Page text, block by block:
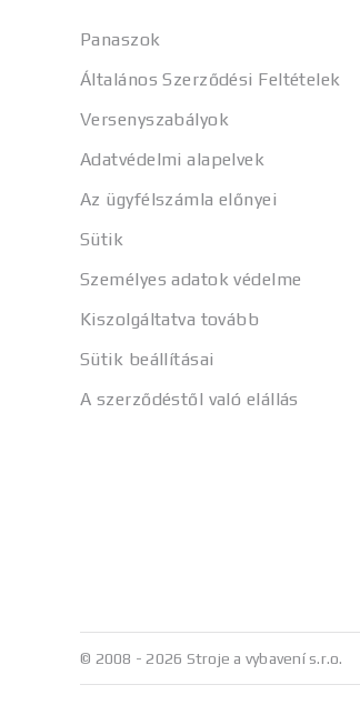
Panaszok
Általános Szerződési Feltételek
Versenyszabályok
Adatvédelmi alapelvek
Az ügyfélszámla előnyei
Sütik
Személyes adatok védelme
Kiszolgáltatva tovább
Sütik beállításai
A szerződéstől való elállás
© 2008 - 2026 Stroje a vybavení s.r.o.